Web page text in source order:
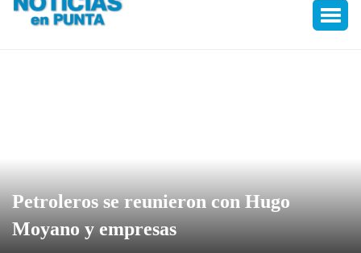
Petroleros se reunieron con Hugo
Moyano y empresas